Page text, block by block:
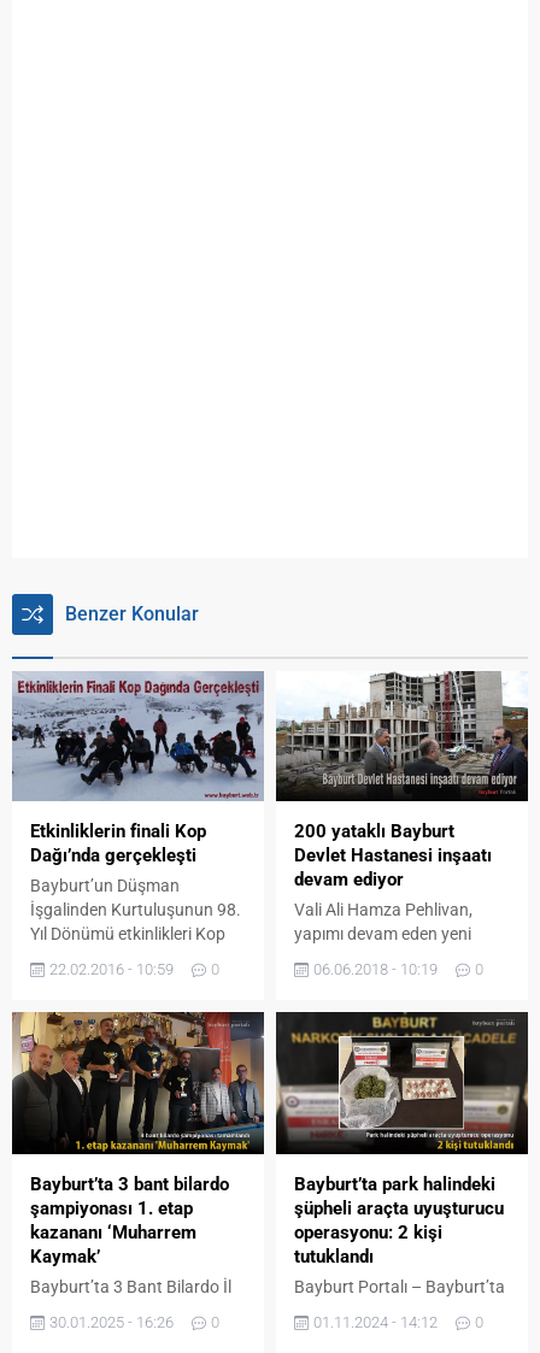
Benzer Konular
Etkinliklerin finali Kop
Dağı’nda gerçekleşti
Bayburt’un Düşman
İşgalinden Kurtuluşunun 98.
Yıl Dönümü etkinlikleri Kop
Hizmetleri ve Spor İl
düzenlenen Kayak ve Kızak
yarışmalarıyla sona erdi.
Kurtuluş günü etkinliklerinin
finali olma özelliğini taşıyan
yarışma erkeklerde U12, U16
ve U21 olmak üzere üç
kategoride yapılırken
bayanlarda ise U16 olmak
üzere tek...
22.02.2016 - 10:59 0
200 yataklı Bayburt
Devlet Hastanesi inşaatı
devam ediyor
Vali Ali Hamza Pehlivan,
yapımı devam eden yeni
inşaatında incelemelerde
İlker Hancı ile yüklenici firma
yetkililerinden bilgiler alan
Vali Pehlivan, yüzde 35 fiziki
gerçekleşme sağlanan
inşaatın belirlenen çalışma
takvimi içerisinde bitirilmesi
için ilgililerden azami
hassasiyet göstermelerini
istedi. İnşaat alanında bir
müddet incelemelerde
06.06.2018 - 10:19 0
Bayburt’ta 3 bant bilardo
şampiyonası 1. etap
kazananı ‘Muharrem
Kaymak’
Bayburt’ta 3 Bant Bilardo İl
32 lisanslı sporcu kıyasıya
30.01.2025 - 16:26 0
Bayburt’ta park halindeki
şüpheli araçta uyuşturucu
operasyonu: 2 kişi
tutuklandı
Bayburt Portalı – Bayburt’ta
kapsamında yapılan
01.11.2024 - 14:12 0